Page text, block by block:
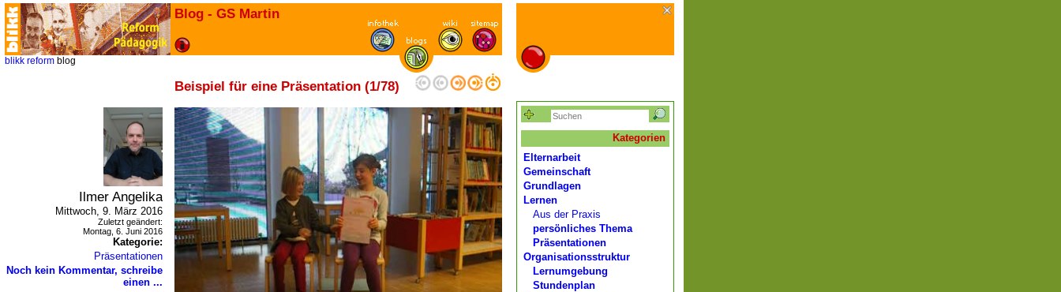
Blog - GS Martin
blikk reform blog
Beispiel für eine Präsentation (1/78)
Ilmer Angelika
Mittwoch, 9. März 2016
Zuletzt geändert:
Montag, 6. Juni 2016
Kategorie:
Präsentationen
Noch kein Kommentar, schreibe
einen ...
Kategorien
Elternarbeit
Gemeinschaft
Grundlagen
Lernen
Aus der Praxis
persönliches Thema
Präsentationen
Organisationsstruktur
Lernumgebung
Stundenplan